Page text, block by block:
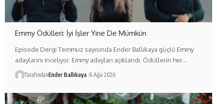
Emmy Ödülleri: İyi İşler Yine De Mümkün
Episode Dergi Temmuz sayısında Ender Ballıkaya güçlü Emmy
adaylarını inceliyor. Emmy adayları açıklandı. Ödüllerin her…
TarafındanEnder Ballıkaya 6 Ağu 2026